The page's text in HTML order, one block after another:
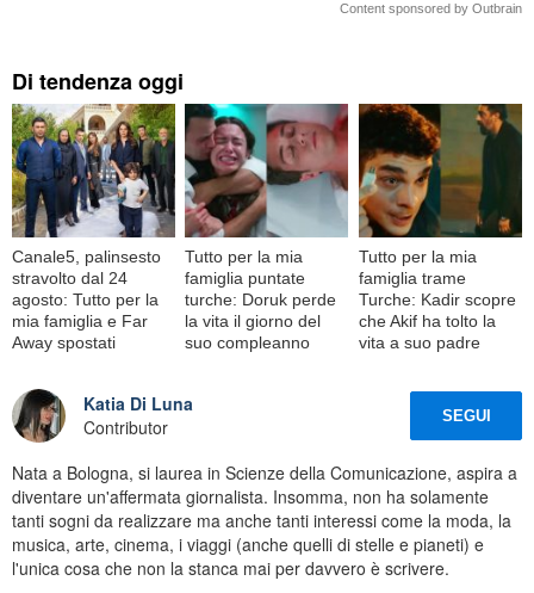
Content sponsored by Outbrain
Di tendenza oggi
Canale5, palinsesto
stravolto dal 24
agosto: Tutto per la
mia famiglia e Far
Away spostati
Tutto per la mia
famiglia puntate
turche: Doruk perde
la vita il giorno del
suo compleanno
Tutto per la mia
famiglia trame
Turche: Kadir scopre
che Akif ha tolto la
vita a suo padre
Katia Di Luna
Contributor
SEGUI
Nata a Bologna, si laurea in Scienze della Comunicazione, aspira a
diventare un'affermata giornalista. Insomma, non ha solamente
tanti sogni da realizzare ma anche tanti interessi come la moda, la
musica, arte, cinema, i viaggi (anche quelli di stelle e pianeti) e
l'unica cosa che non la stanca mai per davvero è scrivere.